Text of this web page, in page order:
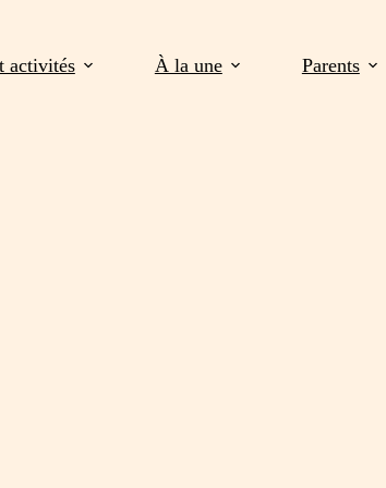
activités À la une Parents